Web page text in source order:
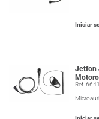
Iniciar
Jetfon
Ref: 6641